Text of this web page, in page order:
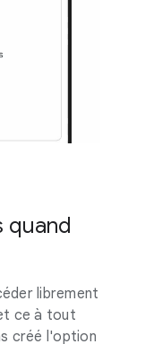
quand
librement
ce à tout
créé l'option